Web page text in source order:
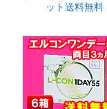
ット送料無料